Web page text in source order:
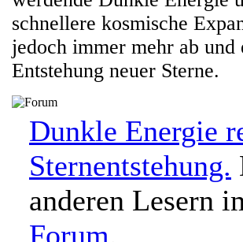
schnellere kosmische
jedoch immer mehr ab
Entstehung neuer Sterne.
Dunkle Energie
Sternentstehung.
anderen Lesern
Forum.